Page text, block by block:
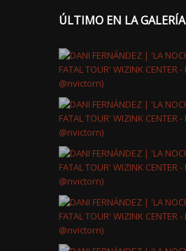
ÚLTIMO EN LA GALERÍA